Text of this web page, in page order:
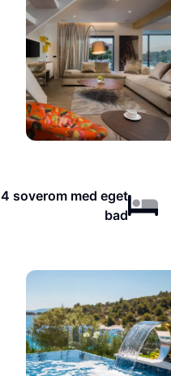
4 soverom med eget
bad